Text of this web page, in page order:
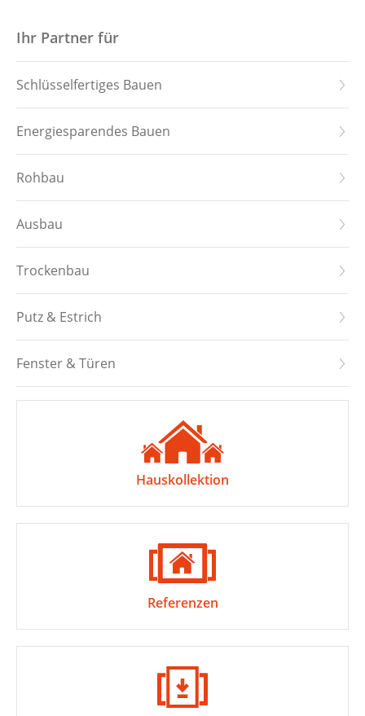
Hauskollektion
Downloads
Leistungen
Referenzen
Über uns
Stellenangebote
Kontakt
Ihr Partner für
Schlüsselfertiges Bauen
Energiesparendes Bauen
Rohbau
Ausbau
Trockenbau
Putz & Estrich
Fenster & Türen
Hauskollektion
Referenzen